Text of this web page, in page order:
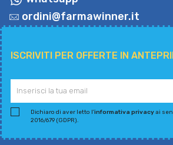
ordini@farmawinner.it
ISCRIVITI PER OFFERTE IN
Dichiaro di aver letto l'informativa privacyai
2016/679 (GDPR).